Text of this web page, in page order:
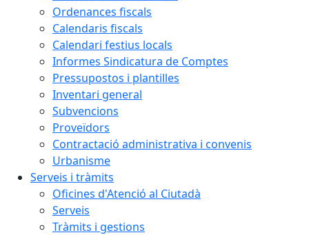
Ordenances fiscals
Calendaris fiscals
Calendari festius locals
Informes Sindicatura de Comptes
Pressupostos i plantilles
Inventari general
Subvencions
Proveïdors
Contractació administrativa i convenis
Urbanisme
Serveis i tràmits
Oficines d'Atenció al Ciutadà
Serveis
Tràmits i gestions